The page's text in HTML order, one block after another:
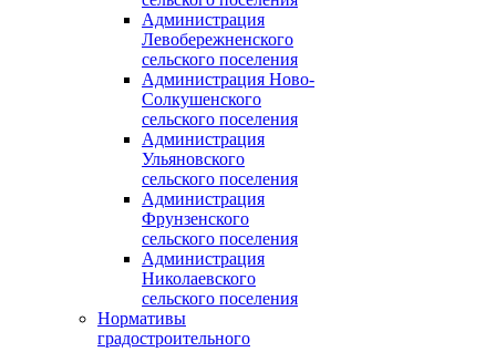
Администрация
Левобережненского
сельского поселения
Администрация Ново-
Солкушенского
сельского поселения
Администрация
Ульяновского
сельского поселения
Администрация
Фрунзенского
сельского поселения
Администрация
Николаевского
сельского поселения
Нормативы
градостроительного